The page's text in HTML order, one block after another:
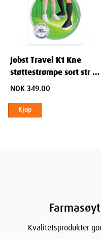
Jobst Travel K1 Kne
støttestrømpe sort str 45
1 par
NOK 349.00
Kjøp
Kvalitetsprodukter